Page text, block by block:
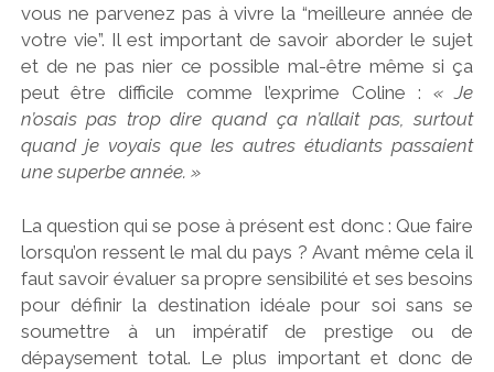
vous ne parvenez pas à vivre la “meilleure année de
votre vie”. Il est important de savoir aborder le sujet
et de ne pas nier ce possible mal-être même si ça
peut être difficile comme l’exprime Coline : « Je
n’osais pas trop dire quand ça n’allait pas, surtout
quand je voyais que les autres étudiants passaient
une superbe année. »
La question qui se pose à présent est donc : Que faire
lorsqu’on ressent le mal du pays ? Avant même cela il
faut savoir évaluer sa propre sensibilité et ses besoins
pour définir la destination idéale pour soi sans se
soumettre à un impératif de prestige ou de
dépaysement total. Le plus important et donc de